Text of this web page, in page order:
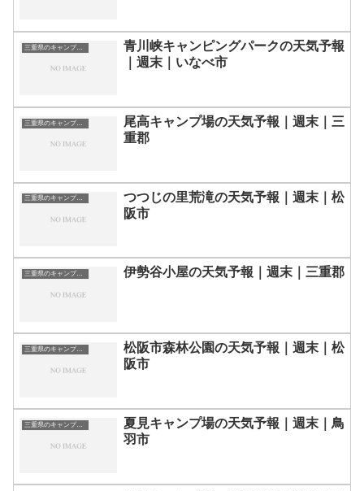
三重県のキャンプ場一覧
青川峡キャンピングパークの天気予報
｜週末｜いなべ市
三重県のキャンプ場一覧
尾高キャンプ場の天気予報｜週末｜三
重郡
三重県のキャンプ場一覧
つつじの里荒滝の天気予報｜週末｜松
阪市
三重県のキャンプ場一覧 伊勢谷小屋の天気予報｜週末｜三重郡
三重県のキャンプ場一覧
松阪市森林公園の天気予報｜週末｜松
阪市
三重県のキャンプ場一覧
夏見キャンプ場の天気予報｜週末｜鳥
羽市